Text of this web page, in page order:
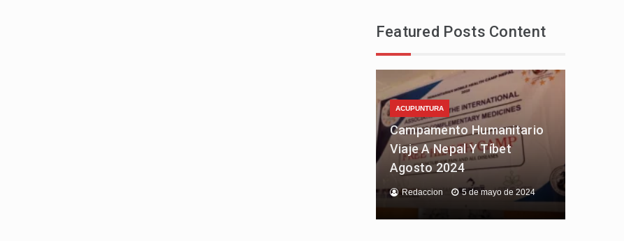
Featured Posts Content
ACUPUNTURA
Campamento Humanitario
Viaje A Nepal Y Tíbet
Agosto 2024
Redaccion 5 de mayo de 2024